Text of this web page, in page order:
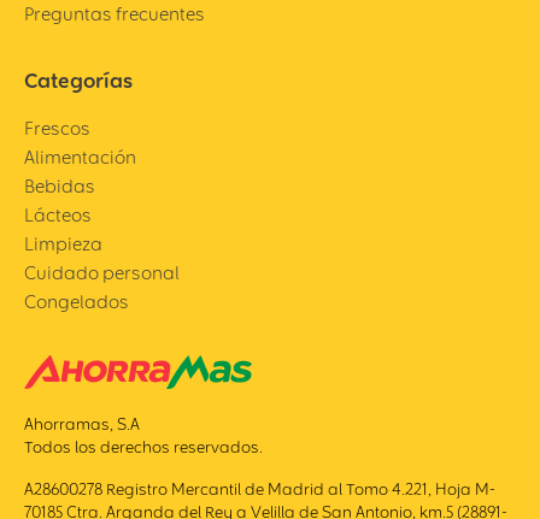
Preguntas frecuentes
Categorías
Frescos
Alimentación
Bebidas
Lácteos
Limpieza
Cuidado personal
Congelados
Ahorramas, S.A
Todos los derechos reservados.
A28600278 Registro Mercantil de Madrid al Tomo 4.221, Hoja M-
70185 Ctra. Arganda del Rey a Velilla de San Antonio, km.5 (28891-